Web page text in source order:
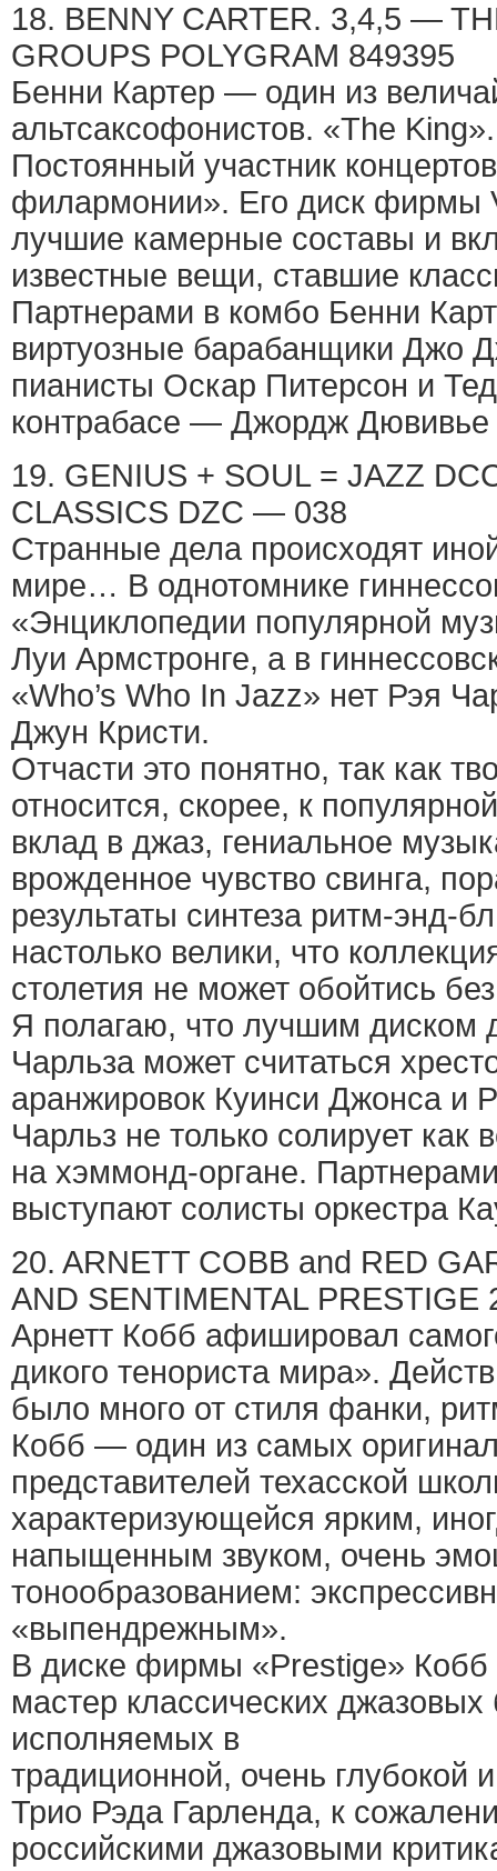
18. BENNY CARTER. 3,4,5 —
GROUPS POLYGRAM 849395
Бенни Картер — один из
альтсаксофонистов. «The King».
Постоянный участник
филармонии». Его диск фирмы
лучшие камерные составы и
известные вещи, ставшие
Партнерами в комбо Бенни
виртуозные барабанщики Джо
пианисты Оскар Питерсон и
контрабасе — Джордж Дювивье
19. GENIUS + SOUL = JAZZ
CLASSICS DZC — 038
Странные дела происходят
мире… В однотомнике
«Энциклопедии популярной
Луи Армстронге, а в
«Who’s Who In Jazz» нет Рэя
Джун Кристи.
Отчасти это понятно, так как
относится, скорее, к
вклад в джаз, гениальное
врожденное чувство свинга,
результаты синтеза ритм-энд-
настолько велики, что
столетия не может обойтись
Я полагаю, что лучшим диском
Чарльза может считаться
аранжировок Куинси Джонса и
Чарльз не только солирует как
на хэммонд-органе.
выступают солисты оркестра
20. ARNETT COBB and RED
AND SENTIMENTAL PRESTIGE
Арнетт Кобб афишировал
дикого тенориста мира».
было много от стиля фанки,
Кобб — один из самых
представителей техасской
характеризующейся ярким,
напыщенным звуком, очень
тонообразованием:
«выпендрежным».
В диске фирмы «Prestige» Кобб
мастер классических
исполняемых в
традиционной, очень глубокой
Трио Рэда Гарленда, к
российскими джазовыми